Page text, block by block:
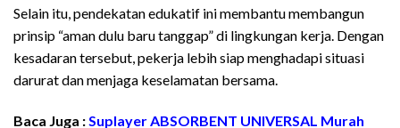
Selain itu, pendekatan edukatif ini membantu membangun
prinsip “aman dulu baru tanggap” di lingkungan kerja. Dengan
kesadaran tersebut, pekerja lebih siap menghadapi situasi
darurat dan menjaga keselamatan bersama.
Baca Juga : Suplayer ABSORBENT UNIVERSAL Murah